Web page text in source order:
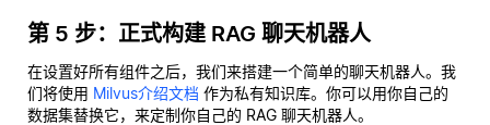
第 5 步：正式构建 RAG 聊天机器人
在设置好所有组件之后，我们来搭建一个简单的聊天机器人。我
们将使用 Milvus介绍文档 作为私有知识库。你可以用你自己的
数据集替换它，来定制你自己的 RAG 聊天机器人。